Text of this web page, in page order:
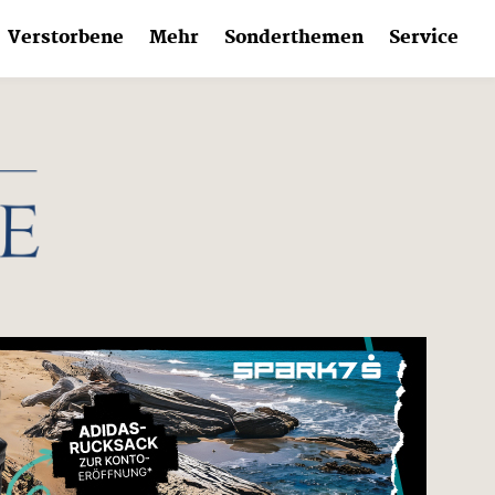
Verstorbene Mehr Sonderthemen Service